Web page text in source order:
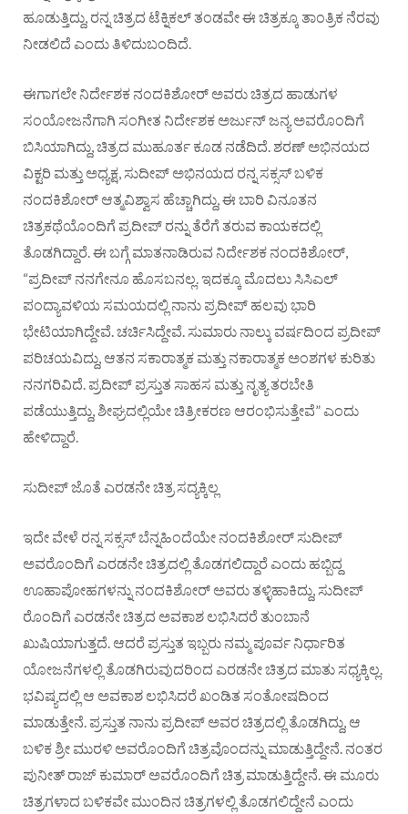
ಹೂಡುತ್ತಿದ್ದು, ರನ್ನ ಚಿತ್ರದ ಟೆಕ್ನಿಕಲ್ ತಂಡವೇ ಈ ಚಿತ್ರಕ್ಕೂ ತಾಂತ್ರಿಕ ನೆರವು
ನೀಡಲಿದೆ ಎಂದು ತಿಳಿದುಬಂದಿದೆ.
ಈಗಾಗಲೇ ನಿರ್ದೇಶಕ ನಂದಕಿಶೋರ್ ಅವರು ಚಿತ್ರದ ಹಾಡುಗಳ
ಸಂಯೋಜನೆಗಾಗಿ ಸಂಗೀತ ನಿರ್ದೇಶಕ ಅರ್ಜುನ್ ಜನ್ಯ ಅವರೊಂದಿಗೆ
ಬಿಸಿಯಾಗಿದ್ದು, ಚಿತ್ರದ ಮುಹೂರ್ತ ಕೂಡ ನಡೆದಿದೆ. ಶರಣ್ ಅಭಿನಯದ
ವಿಕ್ಟರಿ ಮತ್ತು ಅಧ್ಯಕ್ಷ, ಸುದೀಪ್ ಅಭಿನಯದ ರನ್ನ ಸಕ್ಸಸ್ ಬಳಿಕ
ನಂದಕಿಶೋರ್ ಆತ್ಮವಿಶ್ವಾಸ ಹೆಚ್ಚಾಗಿದ್ದು, ಈ ಬಾರಿ ವಿನೂತನ
ಚಿತ್ರಕಥೆಯೊಂದಿಗೆ ಪ್ರದೀಪ್ ರನ್ನು ತೆರೆಗೆ ತರುವ ಕಾಯಕದಲ್ಲಿ
ತೊಡಗಿದ್ದಾರೆ. ಈ ಬಗ್ಗೆ ಮಾತನಾಡಿರುವ ನಿರ್ದೇಶಕ ನಂದಕಿಶೋರ್,
“ಪ್ರದೀಪ್ ನನಗೇನೂ ಹೊಸಬನಲ್ಲ. ಇದಕ್ಕೂ ಮೊದಲು ಸಿಸಿಎಲ್
ಪಂದ್ಯಾವಳಿಯ ಸಮಯದಲ್ಲಿ ನಾನು ಪ್ರದೀಪ್ ಹಲವು ಭಾರಿ
ಭೇಟಿಯಾಗಿದ್ದೇವೆ. ಚರ್ಚಿಸಿದ್ದೇವೆ. ಸುಮಾರು ನಾಲ್ಕು ವರ್ಷದಿಂದ ಪ್ರದೀಪ್
ಪರಿಚಯವಿದ್ದು, ಆತನ ಸಕಾರಾತ್ಮಕ ಮತ್ತು ನಕಾರಾತ್ಮಕ ಅಂಶಗಳ ಕುರಿತು
ನನಗರಿವಿದೆ. ಪ್ರದೀಪ್ ಪ್ರಸ್ತುತ ಸಾಹಸ ಮತ್ತು ನೃತ್ಯ ತರಬೇತಿ
ಪಡೆಯುತ್ತಿದ್ದು, ಶೀಘ್ರದಲ್ಲಿಯೇ ಚಿತ್ರೀಕರಣ ಆರಂಭಿಸುತ್ತೇವೆ” ಎಂದು
ಹೇಳಿದ್ದಾರೆ.
ಸುದೀಪ್ ಜೊತೆ ಎರಡನೇ ಚಿತ್ರ ಸದ್ಯಕ್ಕಿಲ್ಲ
ಇದೇ ವೇಳೆ ರನ್ನ ಸಕ್ಸಸ್ ಬೆನ್ನಹಿಂದೆಯೇ ನಂದಕಿಶೋರ್ ಸುದೀಪ್
ಅವರೊಂದಿಗೆ ಎರಡನೇ ಚಿತ್ರದಲ್ಲಿ ತೊಡಗಲಿದ್ದಾರೆ ಎಂದು ಹಬ್ಬಿದ್ದ
ಊಹಾಪೋಹಗಳನ್ನು ನಂದಕಿಶೋರ್ ಅವರು ತಳ್ಳಿಹಾಕಿದ್ದು, ಸುದೀಪ್
ರೊಂದಿಗೆ ಎರಡನೇ ಚಿತ್ರದ ಅವಕಾಶ ಲಭಿಸಿದರೆ ತುಂಬಾನೆ
ಖುಷಿಯಾಗುತ್ತದೆ. ಆದರೆ ಪ್ರಸ್ತುತ ಇಬ್ಬರು ನಮ್ಮ ಪೂರ್ವ ನಿರ್ಧಾರಿತ
ಯೋಜನೆಗಳಲ್ಲಿ ತೊಡಗಿರುವುದರಿಂದ ಎರಡನೇ ಚಿತ್ರದ ಮಾತು ಸಧ್ಯಕ್ಕಿಲ್ಲ.
ಭವಿಷ್ಯದಲ್ಲಿ ಆ ಅವಕಾಶ ಲಭಿಸಿದರೆ ಖಂಡಿತ ಸಂತೋಷದಿಂದ
ಮಾಡುತ್ತೇನೆ. ಪ್ರಸ್ತುತ ನಾನು ಪ್ರದೀಪ್ ಅವರ ಚಿತ್ರದಲ್ಲಿ ತೊಡಗಿದ್ದು, ಆ
ಬಳಿಕ ಶ್ರೀ ಮುರಳಿ ಅವರೊಂದಿಗೆ ಚಿತ್ರವೊಂದನ್ನು ಮಾಡುತ್ತಿದ್ದೇನೆ. ನಂತರ
ಪುನೀತ್ ರಾಜ್ ಕುಮಾರ್ ಅವರೊಂದಿಗೆ ಚಿತ್ರ ಮಾಡುತ್ತಿದ್ದೇನೆ. ಈ ಮೂರು
ಚಿತ್ರಗಳಾದ ಬಳಿಕವೇ ಮುಂದಿನ ಚಿತ್ರಗಳಲ್ಲಿ ತೊಡಗಲಿದ್ದೇನೆ ಎಂದು